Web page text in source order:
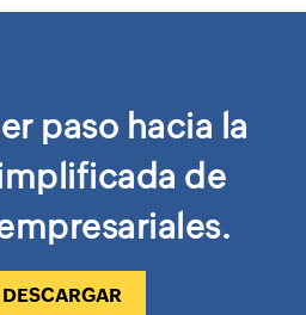
paso hacia la
de
DESCARGAR